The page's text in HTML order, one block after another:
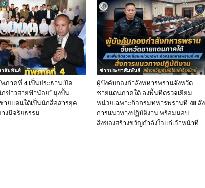
าสัมพันธ์
ภาคที่ 4 เป็นประธานเปิด
กข่าวสายฟ้าน้อย” มุ่งปั้น
ายแดนใต้เป็นนักสื่อสารยุค
งมีจริยธรรม
ข่าวประชาสัมพันธ์
ผู้บังคับกองกำลังทหารพรานจังหวัด
ชายแดนภาคใต้ ลงพื้นที่ตรวจเยี่ยม
หน่วยเฉพาะกิจกรมทหารพรานที่ 48 สั่ง
การแนวทางปฏิบัติงาน พร้อมมอบ
สิ่งของสร้างขวัญกำลังใจแก่เจ้าหน้าที่